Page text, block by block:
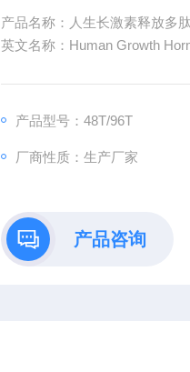
产品名称：人生长激素释放多
英文名称：Human Growth
规格：48T/96T
产品型号：48T/96T
厂商性质：生产厂家
产品咨询